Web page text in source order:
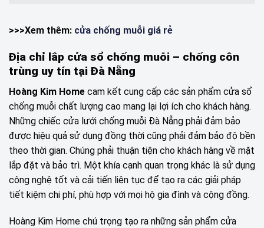
>>>Xem thêm: cửa chống muỗi giá rẻ
Địa chỉ lắp cửa sổ chống muỗi – chống côn
trùng uy tín tại Đà Nẵng
Hoàng Kim Home cam kết cung cấp các sản phẩm cửa sổ
chống muỗi chất lượng cao mang lại lợi ích cho khách hàng.
Những chiếc cửa lưới chống muỗi Đà Nẵng phải đảm bảo
được hiệu quả sử dụng đồng thời cũng phải đảm bảo độ bền
theo thời gian. Chúng phải thuận tiện cho khách hàng về mặt
lắp đặt và bảo trì. Một khía cạnh quan trọng khác là sử dụng
công nghệ tốt và cải tiến liên tục để tạo ra các giải pháp
tiết kiệm chi phí, phù hợp với mọi hộ gia đình và cộng đồng.
Hoàng Kim Home chú trọng tạo ra những sản phẩm cửa